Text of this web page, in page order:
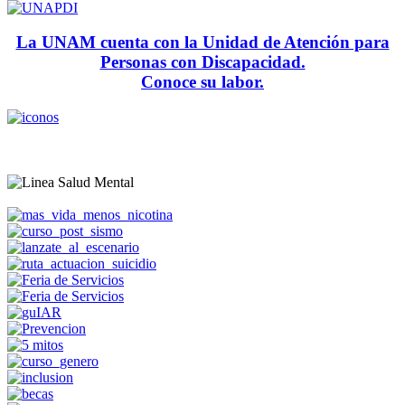
La UNAM cuenta con la Unidad de Atención para
Personas con Discapacidad.
Conoce su labor.